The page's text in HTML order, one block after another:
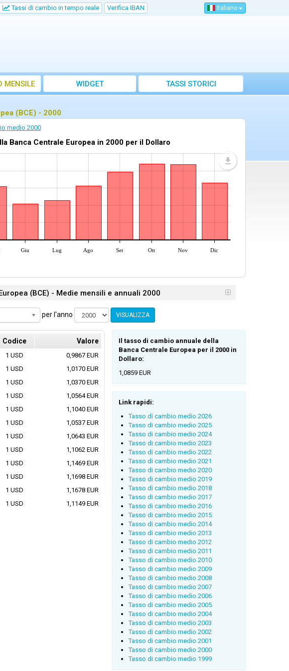
Tassi di cambio in tempo reale Verifica IBAN Italiano
MENSILE WIDGET TASSI STORICI
(BCE) - 2000
medio 2000
Banca Centrale Europea in 2000 per il Dollaro
Giu Lug Ago Set Ott Nov Dic
(BCE) - Medie mensili e annuali 2000
per l'anno VISUALIZZA
Codice Valore
1 USD
0,9867 EUR
1 USD
1,0170 EUR
1 USD
1,0370 EUR
1 USD
1,0564 EUR
1 USD
1,1040 EUR
1 USD
1,0537 EUR
1 USD
1,0643 EUR
1 USD
1,1062 EUR
1 USD
1,1469 EUR
1 USD
1,1698 EUR
1 USD
1,1678 EUR
1 USD 1,1149 EUR
Il tasso di cambio annuale della
Banca Centrale Europea per il 2000 in
Dollaro:
1,0859 EUR
Link rapidi:
Tasso di cambio medio 2026
Tasso di cambio medio 2025
Tasso di cambio medio 2024
Tasso di cambio medio 2023
Tasso di cambio medio 2022
Tasso di cambio medio 2021
Tasso di cambio medio 2020
Tasso di cambio medio 2019
Tasso di cambio medio 2018
Tasso di cambio medio 2017
Tasso di cambio medio 2016
Tasso di cambio medio 2015
Tasso di cambio medio 2014
Tasso di cambio medio 2013
Tasso di cambio medio 2012
Tasso di cambio medio 2011
Tasso di cambio medio 2010
Tasso di cambio medio 2009
Tasso di cambio medio 2008
Tasso di cambio medio 2007
Tasso di cambio medio 2006
Tasso di cambio medio 2005
Tasso di cambio medio 2004
Tasso di cambio medio 2003
Tasso di cambio medio 2002
Tasso di cambio medio 2001
Tasso di cambio medio 2000
Tasso di cambio medio 1999